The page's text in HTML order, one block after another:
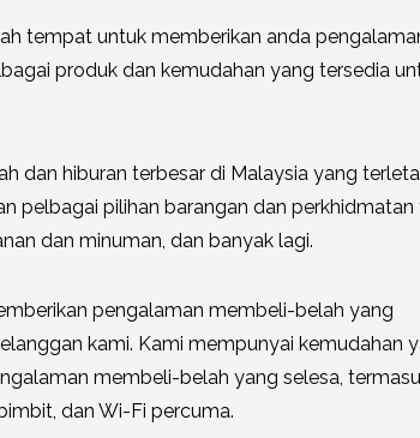
tempat untuk memberikan anda
produk dan kemudahan yang tersedia
dan hiburan terbesar di Malaysia yang
pelbagai pilihan barangan dan
dan minuman, dan banyak lagi.
pengalaman membeli-belah yang
kami. Kami mempunyai kemudahan
membeli-belah yang selesa,
dan Wi-Fi percuma.